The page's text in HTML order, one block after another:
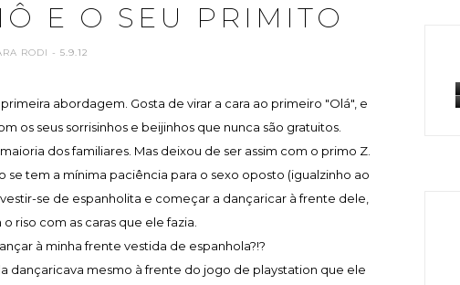
E O SEU PRIMITO
RODI - 5.9.12
abordagem. Gosta de virar a cara ao primeiro "Olá", e
os seus sorrisinhos e beijinhos que nunca são gratuitos.
dos familiares. Mas deixou de ser assim com o primo Z.
se tem a mínima paciência para o sexo oposto (igualzinho ao
se de espanholita e começar a dançaricar à frente dele,
riso com as caras que ele fazia.
à minha frente vestida de espanhola?!?
dançaricava mesmo à frente do jogo de playstation que ele